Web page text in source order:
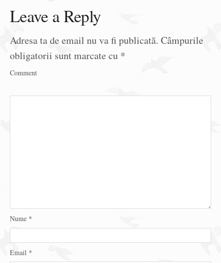
Leave a Reply
Adresa ta de email nu va fi publicată. Câmpurile
obligatorii sunt marcate cu *
Comment
Nume *
Email *